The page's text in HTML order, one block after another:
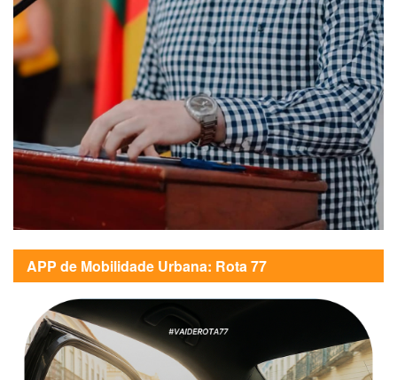
APP de Mobilidade Urbana: Rota 77